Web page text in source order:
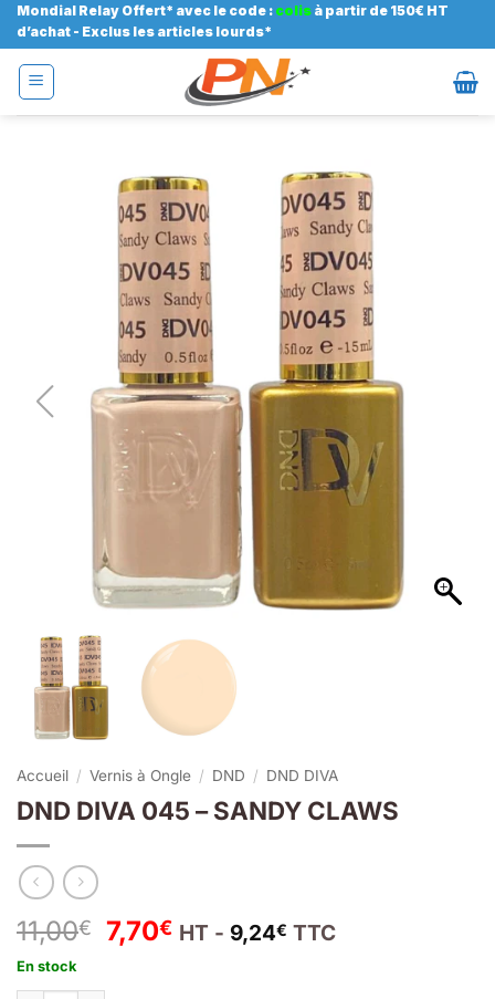
Passer
au
contenu
Mondial Relay Offert* avec le code : colis à partir de 150€ HT
d’achat - Exclus les articles lourds*
Accueil / Vernis à Ongle / DND / DND DIVA
DND DIVA 045 – SANDY CLAWS
11,00€
Le
prix
7,70€Le
HT - 9,24€ TTC
En stock